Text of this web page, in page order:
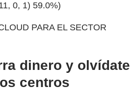
0, 1) 59.0%)
PARA EL SECTOR
dinero y olvídate
centros